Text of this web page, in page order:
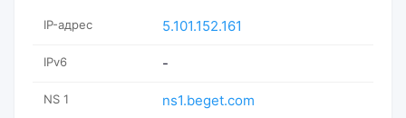
IP-адрес 5.101.152.161
IPv6 -
NS 1 ns1.beget.com